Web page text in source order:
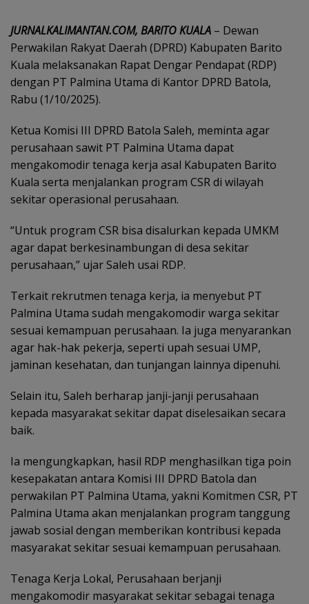
JURNALKALIMANTAN.COM, BARITO KUALA – Dewan
Perwakilan Rakyat Daerah (DPRD) Kabupaten Barito
Kuala melaksanakan Rapat Dengar Pendapat (RDP)
dengan PT Palmina Utama di Kantor DPRD Batola,
Rabu (1/10/2025).
Ketua Komisi III DPRD Batola Saleh, meminta agar
perusahaan sawit PT Palmina Utama dapat
mengakomodir tenaga kerja asal Kabupaten Barito
Kuala serta menjalankan program CSR di wilayah
sekitar operasional perusahaan.
“Untuk program CSR bisa disalurkan kepada UMKM
agar dapat berkesinambungan di desa sekitar
perusahaan,” ujar Saleh usai RDP.
Terkait rekrutmen tenaga kerja, ia menyebut PT
Palmina Utama sudah mengakomodir warga sekitar
sesuai kemampuan perusahaan. Ia juga menyarankan
agar hak-hak pekerja, seperti upah sesuai UMP,
jaminan kesehatan, dan tunjangan lainnya dipenuhi.
Selain itu, Saleh berharap janji-janji perusahaan
kepada masyarakat sekitar dapat diselesaikan secara
baik.
Ia mengungkapkan, hasil RDP menghasilkan tiga poin
kesepakatan antara Komisi III DPRD Batola dan
perwakilan PT Palmina Utama, yakni Komitmen CSR, PT
Palmina Utama akan menjalankan program tanggung
jawab sosial dengan memberikan kontribusi kepada
masyarakat sekitar sesuai kemampuan perusahaan.
Tenaga Kerja Lokal, Perusahaan berjanji
mengakomodir masyarakat sekitar sebagai tenaga